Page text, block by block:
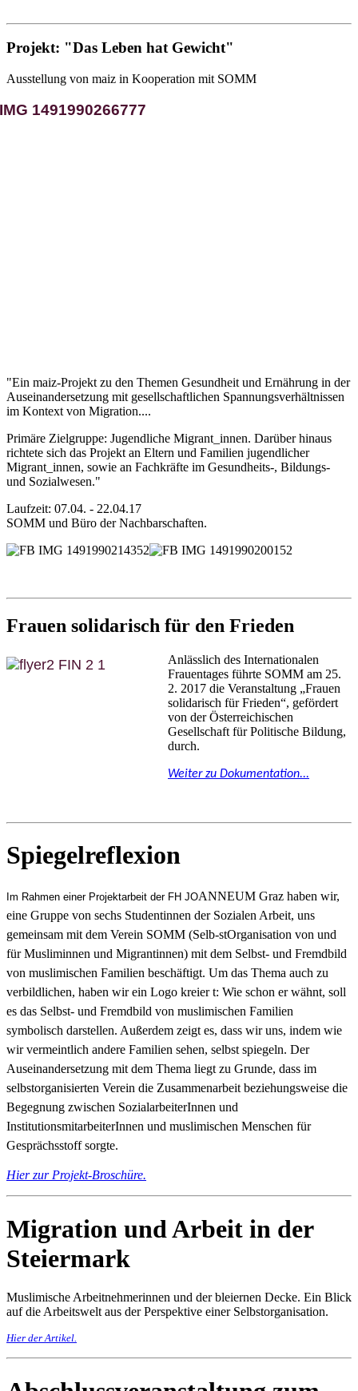
Projekt: "Das Leben hat Gewicht"
Ausstellung von maiz in Kooperation mit SOMM
"Ein maiz-Projekt zu den Themen Gesundheit und Ernährung in der
Auseinandersetzung mit gesellschaftlichen Spannungsverhältnissen
im Kontext von Migration....
Primäre Zielgruppe: Jugendliche Migrant_innen. Darüber hinaus
richtete sich das Projekt an Eltern und Familien jugendlicher
Migrant_innen, sowie an Fachkräfte im Gesundheits-, Bildungs-
und Sozialwesen."
Laufzeit: 07.04. - 22.04.17
SOMM und Büro der Nachbarschaften.
Frauen solidarisch für den Frieden
Anlässlich des Internationalen
Frauentages führte SOMM am 25.
2. 2017 die Veranstaltung „Frauen
solidarisch für Frieden“, gefördert
von der Österreichischen
Gesellschaft für Politische Bildung,
durch.
Weiter zu Dokumentation...
Spiegelreflexion
Im Rahmen einer Projektarbeit der FH JOANNEUM Graz haben wir,
eine Gruppe von sechs Studentinnen der Sozialen Arbeit, uns
gemeinsam mit dem Verein SOMM (Selb-stOrganisation von und
für Musliminnen und Migrantinnen) mit dem Selbst- und Fremdbild
von muslimischen Familien beschäftigt. Um das Thema auch zu
verbildlichen, haben wir ein Logo kreier t: Wie schon er wähnt, soll
es das Selbst- und Fremdbild von muslimischen Familien
symbolisch darstellen. Außerdem zeigt es, dass wir uns, indem wie
wir vermeintlich andere Familien sehen, selbst spiegeln. Der
Auseinandersetzung mit dem Thema liegt zu Grunde, dass im
selbstorganisierten Verein die Zusammenarbeit beziehungsweise die
Begegnung zwischen SozialarbeiterInnen und
InstitutionsmitarbeiterInnen und muslimischen Menschen für
Gesprächsstoff sorgte.
Hier zur Projekt-Broschüre.
Migration und Arbeit in der
Steiermark
Muslimische Arbeitnehmerinnen und der bleiernen Decke. Ein Blick
auf die Arbeitswelt aus der Perspektive einer Selbstorganisation.
Hier der Artikel.